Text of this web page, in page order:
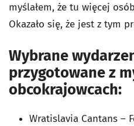
myślałem, że tu więcej
Okazało się, że jest z tym
Wybrane
przygotowane z
obcokrajowcach:
Wratislavia Cantans –